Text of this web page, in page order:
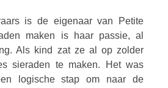
is de eigenaar van Petite
maken is haar passie, al
Als kind zat ze al op zolder
sieraden te maken. Het was
logische stap om naar de